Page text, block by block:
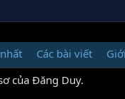
Các bài viết
của Đăng Duy.